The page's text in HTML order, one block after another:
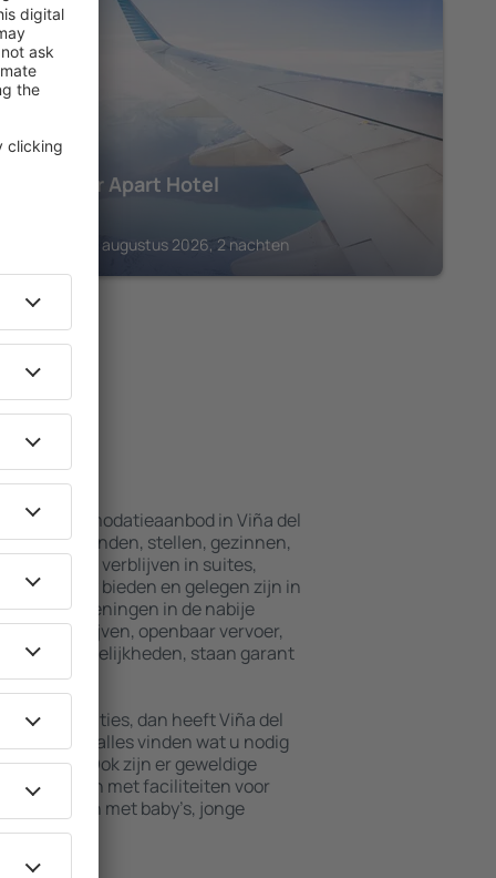
VIÑA DEL MAR
Bocamar Apart Hotel
Concón, 14 augustus 2026, 2 nachten
accommodatieaanbod in Viña del
stellen, gezinnen,
kunnen verblijven in suites,
privacy bieden en gelegen zijn in
De voorzieningen in de nabije
openbaar vervoer,
staan garant
dan heeft Viña del
kunt u alles vinden wat u nodig
Ook zijn er geweldige
te vinden met faciliteiten voor
die reizen met baby’s, jonge